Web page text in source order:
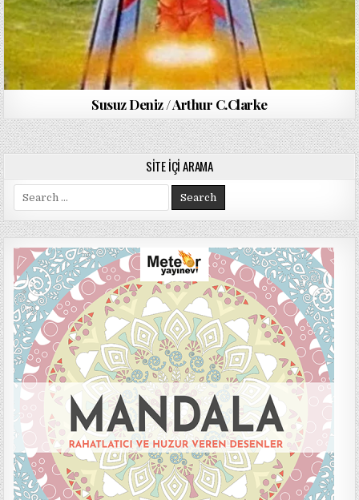
Susuz Deniz / Arthur C.Clarke
SITE İÇI ARAMA
Search
for: